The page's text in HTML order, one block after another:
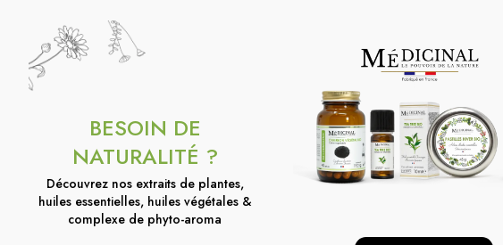
BESOIN DE
NATURALITÉ ?
Découvrez nos extraits de plantes,
huiles essentielles, huiles végétales &
complexe de phyto-aroma